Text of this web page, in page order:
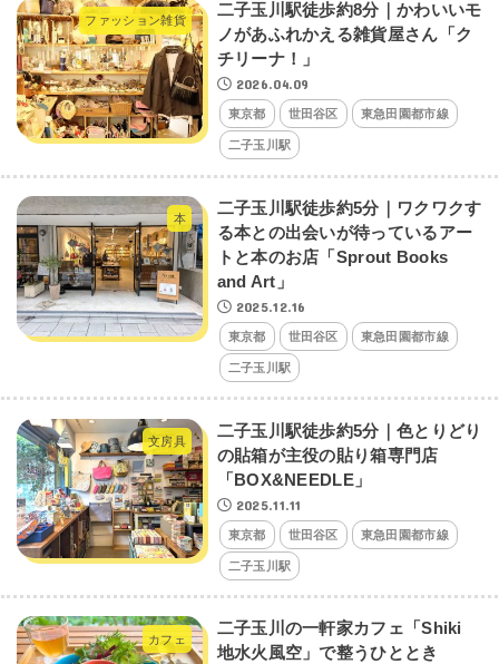
ファッション雑貨
二子玉川駅徒歩約8分｜かわいいモ
ノがあふれかえる雑貨屋さん「ク
チリーナ！」
2026.04.09
東京都 世田谷区 東急田園都市線
二子玉川駅
本
二子玉川駅徒歩約5分｜ワクワクす
る本との出会いが待っているアー
トと本のお店「Sprout Books
and Art」
2025.12.16
東京都 世田谷区 東急田園都市線
二子玉川駅
文房具
二子玉川駅徒歩約5分｜色とりどり
の貼箱が主役の貼り箱専門店
「BOX&NEEDLE」
2025.11.11
東京都 世田谷区 東急田園都市線
二子玉川駅
カフェ
二子玉川の一軒家カフェ「Shiki
地水火風空」で整うひととき